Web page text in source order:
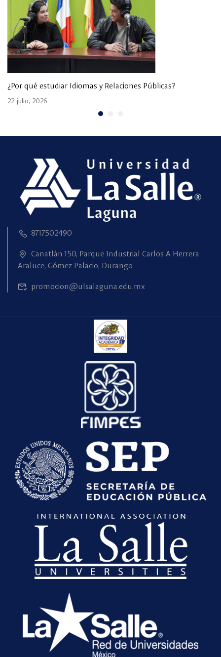
¿Por qué estudiar Idiomas y Relaciones Públicas?
22 julio, 2026
8717502490
Canatlán 150, Parque Industrial Carlos A Herrera
Araluce, Gómez Palacio, Durango
promocion@ulsalaguna.edu.mx